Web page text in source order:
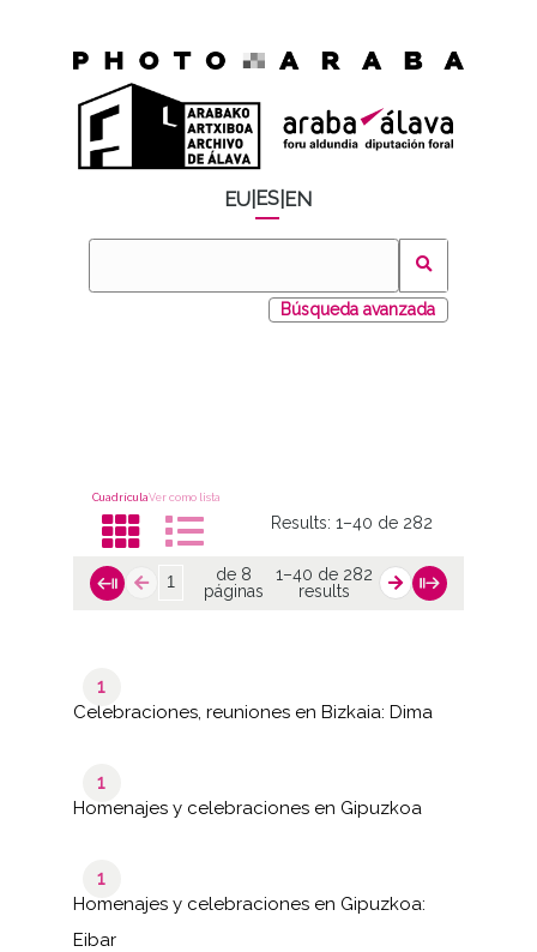
EU ES EN
Búsqueda avanzada
CuadrículaVer como lista
Results:1–40 de 282
de 8
páginas
1–40 de 282
results
1
Celebraciones, reuniones en Bizkaia: Dima
1
Homenajes y celebraciones en Gipuzkoa
1
Homenajes y celebraciones en Gipuzkoa:
Eibar